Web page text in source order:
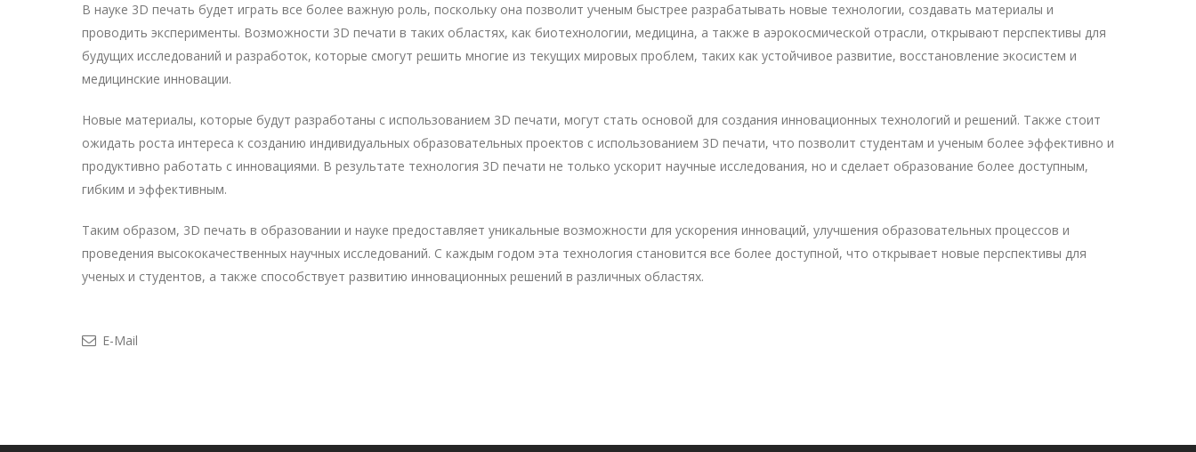
В науке 3D печать будет играть все более важную роль, поскольку она позволит ученым быстрее разрабатывать новые технологии, создавать материалы и
проводить эксперименты. Возможности 3D печати в таких областях, как биотехнологии, медицина, а также в аэрокосмической отрасли, открывают перспективы для
будущих исследований и разработок, которые смогут решить многие из текущих мировых проблем, таких как устойчивое развитие, восстановление экосистем и
медицинские инновации.
Новые материалы, которые будут разработаны с использованием 3D печати, могут стать основой для создания инновационных технологий и решений. Также стоит
ожидать роста интереса к созданию индивидуальных образовательных проектов с использованием 3D печати, что позволит студентам и ученым более эффективно и
продуктивно работать с инновациями. В результате технология 3D печати не только ускорит научные исследования, но и сделает образование более доступным,
гибким и эффективным.
Таким образом, 3D печать в образовании и науке предоставляет уникальные возможности для ускорения инноваций, улучшения образовательных процессов и
проведения высококачественных научных исследований. С каждым годом эта технология становится все более доступной, что открывает новые перспективы для
ученых и студентов, а также способствует развитию инновационных решений в различных областях.
E-Mail